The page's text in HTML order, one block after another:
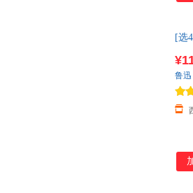
[选
选4
鲁迅